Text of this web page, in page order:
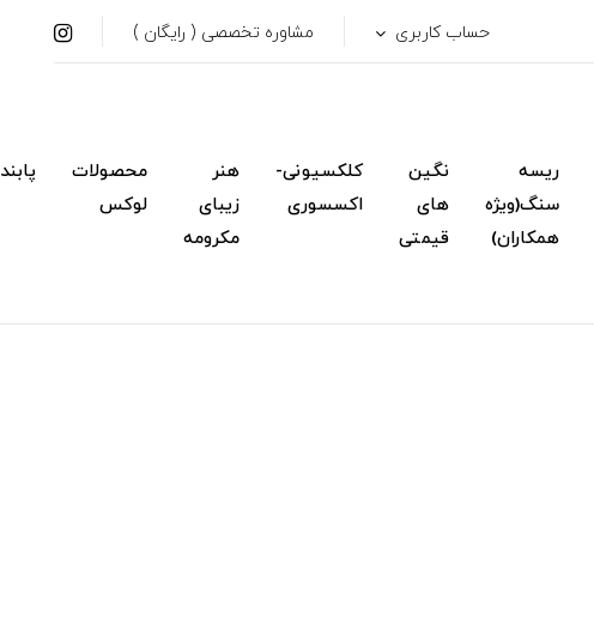
حساب کاربری مشاوره تخصصی ( رایگان )
ریسه
سنگ(ویژه
همکاران)
نگین
های
قیمتی
کلکسیونی-
اکسسوری
هنر
زیبای
مکرومه
محصولات
لوکس